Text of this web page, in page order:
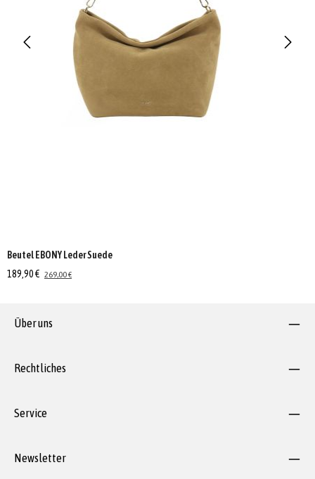
Beutel EBONY Leder Suede
189,90 € 269,00 €
Über uns
Rechtliches
Service
Newsletter